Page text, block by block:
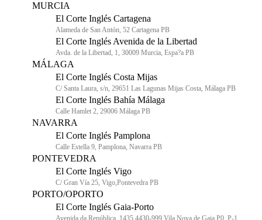
MURCIA
El Corte Inglés Cartagena
Alameda de San Antón, 52 Cartagena PB
El Corte Inglés Avenida de la Libertad
Avda. de la Libertad, 1, 30009 Murcia, Espa?a PB
MÁLAGA
El Corte Inglés Costa Mijas
C/ Santa Laura, s/n, 29651 Las Lagunas Mijas Costa, Málaga PB
El Corte Inglés Bahía Málaga
Calle Hamlet 2, 29006 Málaga PB
NAVARRA
El Corte Inglés Pamplona
Calle Estella 9, Pamplona, Navarra PB
PONTEVEDRA
El Corte Inglés Vigo
C/ Gran Vía 25, Vigo,Pontevedra PB
PORTO/OPORTO
El Corte Inglés Gaia-Porto
Avenida da República, 1435 4430-999 Vila Nova de Gaia P0, P-1